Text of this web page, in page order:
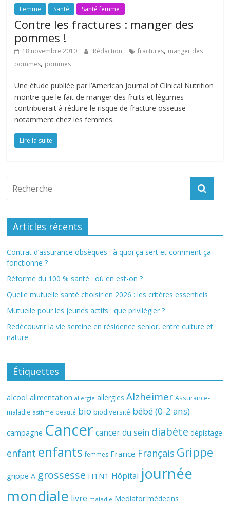
Femme Santé Santé femme
Contre les fractures : manger des
pommes !
18 novembre 2010 Rédaction fractures, manger des
pommes, pommes
Une étude publiée par l’American Journal of Clinical Nutrition
montre que le fait de manger des fruits et légumes
contribuerait à réduire le risque de fracture osseuse
notamment chez les femmes.
Lire la suite
Articles récents
Contrat d’assurance obsèques : à quoi ça sert et comment ça
fonctionne ?
Réforme du 100 % santé : où en est-on ?
Quelle mutuelle santé choisir en 2026 : les critères essentiels
Mutuelle pour les jeunes actifs : que privilégier ?
Redécouvrir la vie sereine en résidence senior, entre culture et
nature
Étiquettes
alcool alimentation allergie allergies Alzheimer Assurance-
maladie asthme beauté bio biodiversité bébé (0-2 ans)
campagne Cancer cancer du sein diabète dépistage
enfant enfants femmes France Français Grippe
grippe A grossesse H1N1 Hôpital journée
mondiale livre maladie Mediator médecins